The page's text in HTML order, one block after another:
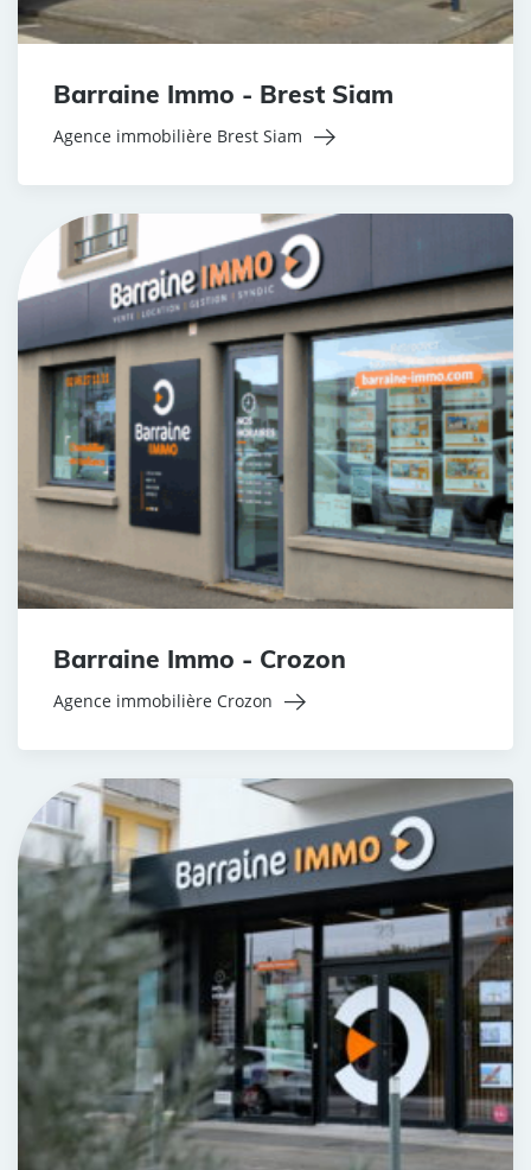
Barraine Immo - Brest Siam
Agence immobilière Brest Siam
Barraine Immo - Crozon
Agence immobilière Crozon